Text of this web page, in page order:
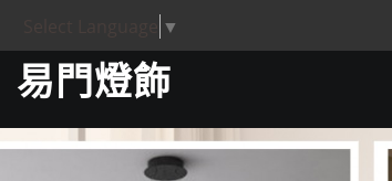
▼
易門燈飾